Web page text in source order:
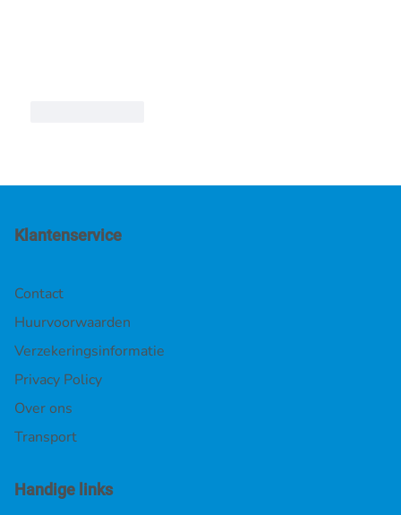
Klantenservice
Contact
Huurvoorwaarden
Verzekeringsinformatie
Privacy Policy
Over ons
Transport
Handige links